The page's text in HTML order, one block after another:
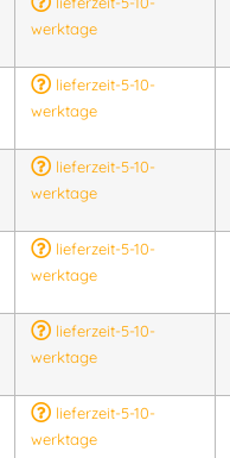
werktage
lieferzeit-5-10-
werktage
lieferzeit-5-10-
werktage
lieferzeit-5-10-
werktage
lieferzeit-5-10-
werktage
lieferzeit-5-10-
werktage